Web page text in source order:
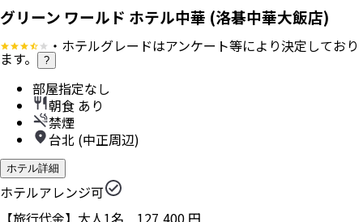
グリーン ワールド ホテル中華 (洛碁中華大飯店)
・ホテルグレードはアンケート等により決定しており
ます。 ?
部屋指定なし
朝食 あり
禁煙
台北 (中正周辺)
ホテル詳細
ホテルアレンジ可
【旅行代金】大人1名 127,400 円